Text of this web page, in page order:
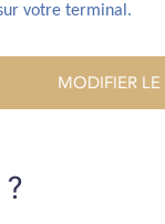
votre terminal.
MODIFIER